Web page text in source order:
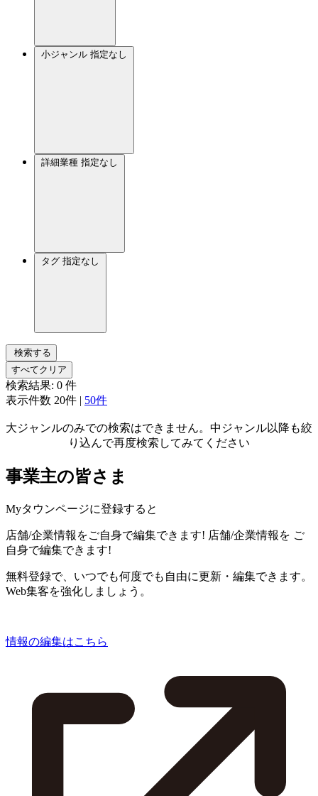
小ジャンル 指定なし
詳細業種 指定なし
タグ 指定なし
検索する
すべてクリア
検索結果: 0 件
表示件数 20件 | 50件
大ジャンルのみでの検索はできません。中ジャンル以降も絞
り込んで再度検索してみてください
事業主の皆さま
Myタウンページに登録すると
店舗/企業情報をご自身で編集できます! 店舗/企業情報を ご
自身で編集できます!
無料登録で、いつでも何度でも自由に更新・編集できます。
Web集客を強化しましょう。
情報の編集はこちら